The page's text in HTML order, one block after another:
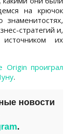
на крючок
стратегий и,
их
Origin проиграл
.
новости
.